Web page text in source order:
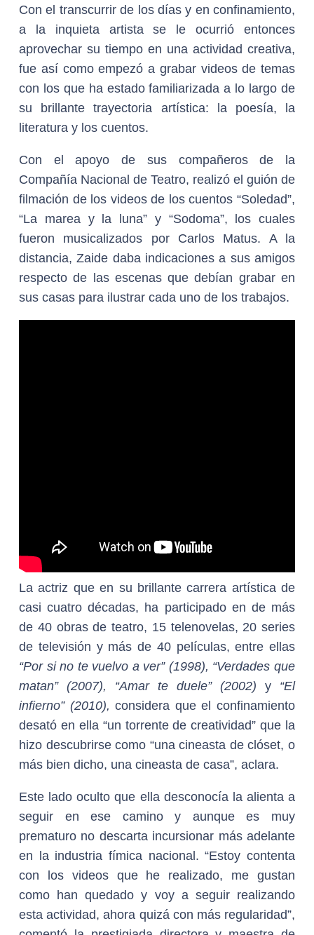
Con el transcurrir de los días y en confinamiento,
a la inquieta artista se le ocurrió entonces
aprovechar su tiempo en una actividad creativa,
fue así como empezó a grabar videos de temas
con los que ha estado familiarizada a lo largo de
su brillante trayectoria artística: la poesía, la
literatura y los cuentos.
Con el apoyo de sus compañeros de la
Compañía Nacional de Teatro, realizó el guión de
filmación de los videos de los cuentos “Soledad”,
“La marea y la luna” y “Sodoma”, los cuales
fueron musicalizados por Carlos Matus. A la
distancia, Zaide daba indicaciones a sus amigos
respecto de las escenas que debían grabar en
sus casas para ilustrar cada uno de los trabajos.
La actriz que en su brillante carrera artística de
casi cuatro décadas, ha participado en de más
de 40 obras de teatro, 15 telenovelas, 20 series
de televisión y más de 40 películas, entre ellas
“Por si no te vuelvo a ver” (1998), “Verdades que
matan” (2007), “Amar te duele” (2002) y “El
infierno” (2010),considera que el confinamiento
desató en ella “un torrente de creatividad” que la
hizo descubrirse como “una cineasta de clóset, o
más bien dicho, una cineasta de casa”, aclara.
Este lado oculto que ella desconocía la alienta a
seguir en ese camino y aunque es muy
prematuro no descarta incursionar más adelante
en la industria fímica nacional. “Estoy contenta
con los videos que he realizado, me gustan
como han quedado y voy a seguir realizando
esta actividad, ahora quizá con más regularidad”,